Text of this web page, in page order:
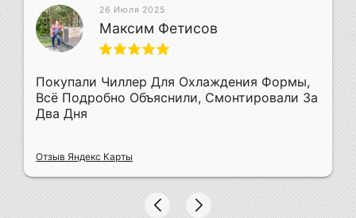
26 Июля 2025
Максим Фетисов
Покупали Чиллер Для Охлаждения Формы,
Всё Подробно Объяснили, Смонтировали За
Два Дня
Отзыв Яндекс Карты